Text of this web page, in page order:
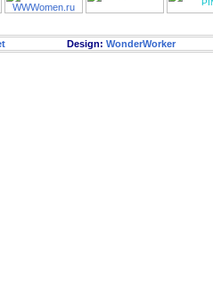
Design: WonderWorker